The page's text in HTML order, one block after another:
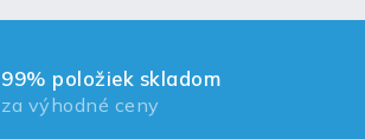
99% položiek skladom
za výhodné ceny